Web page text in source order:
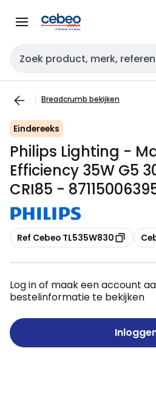
naar
naar
Zoekveld invoer
Breadcrumb bekijken
Eindereeks
Philips Lighting -
Efficiency 35W G5
CRI85 -
Kopiëren
Ref Cebeo TL535W830
Log in of maak een account
bestelinformatie te bekijken